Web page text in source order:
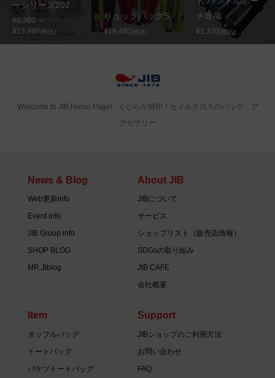
ーシリーズ202...
¥8,360 ～
¥13,860(税込)
リュックバッグS
¥18,480(税込)
チ専用
¥1,320(税込)
Welcome to JIB Home Page! ‐ くじらが目印！セイルクロスのバッグ、ア
クセサリー
News & Blog
Web更新info
Event info
JIB Group info
SHOP BLOG
MR.Jiblog
About JIB
JIBについて
サービス
ショップリスト（販売店情報）
SDGsの取り組み
JIB CAFE
会社概要
Item
ダッフルバッグ
トートバッグ
バケツトートバッグ
Support
JIBショップのご利用方法
お問い合わせ
FAQ